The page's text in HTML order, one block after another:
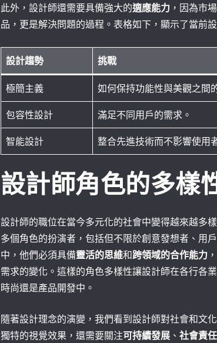
此外，設計師還需要具備強大的適應能力 ，因為市
品，更是解決問題的過程。表格如下，顯示了當前
設計趨勢 挑戰
極簡主義 如何保持功能性與美觀之間
包容性設計 滿足不同用戶的需求。
智能設計 整合先進技術而不影響使用
設計師角色的多樣
設計師的職位在當今多元化的社會中變得越來越多
多個角色的扮演者，包括但不限於創意發想者、用
中，他們必須具備靈活的思維和跨領域的合作能力
需求的變化。這樣的角色多樣性讓設計師在各行各
時尚還是產品開發中。
隨著設計理念的演變，我們看到設計師對社會和文
獨特的視覺效果，還需要關注可持續發展 、 社會責任